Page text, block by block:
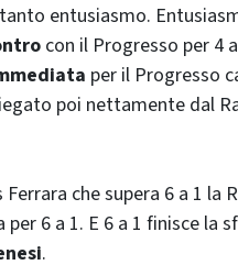
entusiasmo.
con il Progresso per 4
per il Progresso
poi nettamente dal
che supera 6 a 1 la
6 a 1. E 6 a 1 finisce la
.